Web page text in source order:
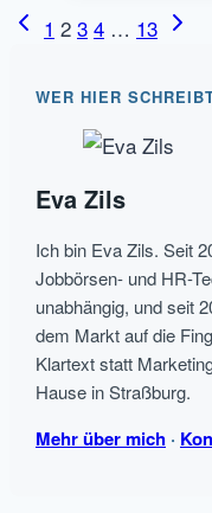
vom
Vorherige
1 2 3 4 … 13
WER HIER
Eva Zils
Ich bin Eva Zils. Seit
Jobbörsen- und HR-
unabhängig, und seit
dem Markt auf die
Klartext statt
Hause in Straßburg.
Mehr über mich ·